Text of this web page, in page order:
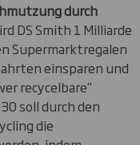
durch
DS Smith 1 Milliarde
Supermarktregalen
einsparen und
recycelbare“
soll durch den
die